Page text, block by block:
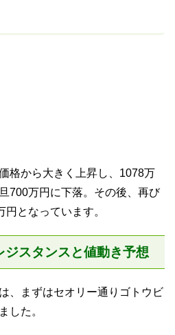
格から大きく上昇し、1078万
700万円に下落。その後、再び
円となっています。
スタンスと値動き予想
、まずはセオリー通りゴトウビ
した。